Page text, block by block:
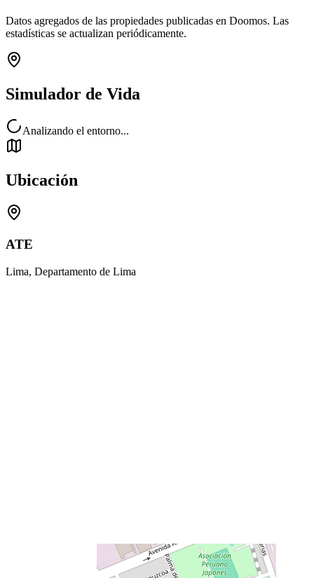
Datos agregados de las propiedades publicadas en Doomos. Las
estadísticas se actualizan periódicamente.
Simulador de Vida
Analizando el entorno...
Ubicación
ATE
Lima, Departamento de Lima